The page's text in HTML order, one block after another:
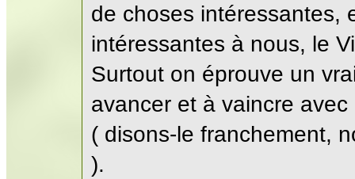
de choses intéressantes,
intéressantes à nous, le
Surtout on éprouve un
avancer et à vaincre
( disons-le franchement,
).